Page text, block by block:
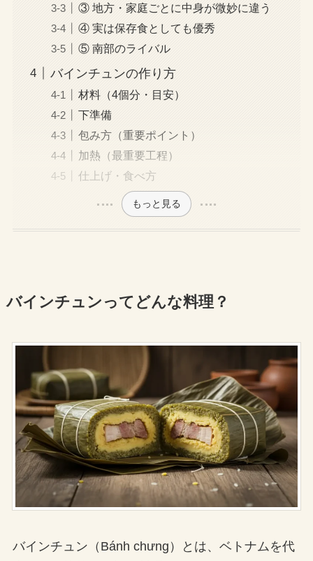
③ 地方・家庭ごとに中身が微妙に違う
④ 実は保存食としても優秀
⑤ 南部のライバル
バインチュンの作り方
材料（4個分・目安）
下準備
包み方（重要ポイント）
加熱（最重要工程）
仕上げ・食べ方
もっと見る
バインチュンってどんな料理？
バインチュン（Bánh chưng）とは、ベトナムを代